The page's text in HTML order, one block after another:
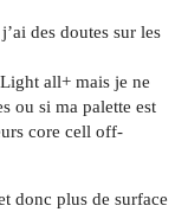
des doutes sur les
all+ mais je ne
ou si ma palette est
core cell off-
donc plus de surface